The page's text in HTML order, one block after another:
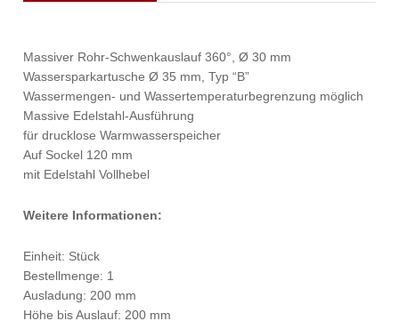
Massiver Rohr-Schwenkauslauf 360°, Ø 30 mm
Wassersparkartusche Ø 35 mm, Typ “B”
Wassermengen- und Wassertemperaturbegrenzung möglich
Massive Edelstahl-Ausführung
für drucklose Warmwasserspeicher
Auf Sockel 120 mm
mit Edelstahl Vollhebel
Weitere Informationen:
Einheit: Stück
Bestellmenge: 1
Ausladung: 200 mm
Höhe bis Auslauf: 200 mm